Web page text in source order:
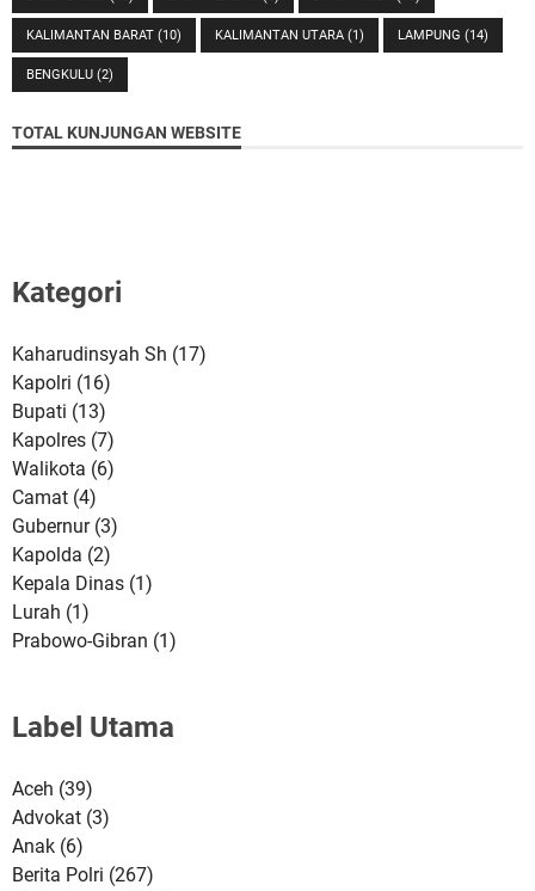
KALIMANTAN BARAT (10) KALIMANTAN UTARA (1) LAMPUNG (14)
BENGKULU (2)
TOTAL KUNJUNGAN WEBSITE
Kategori
Kaharudinsyah Sh (17)
Kapolri (16)
Bupati (13)
Kapolres (7)
Walikota (6)
Camat (4)
Gubernur (3)
Kapolda (2)
Kepala Dinas (1)
Lurah (1)
Prabowo-Gibran (1)
Label Utama
Aceh (39)
Advokat (3)
Anak (6)
Berita Polri (267)